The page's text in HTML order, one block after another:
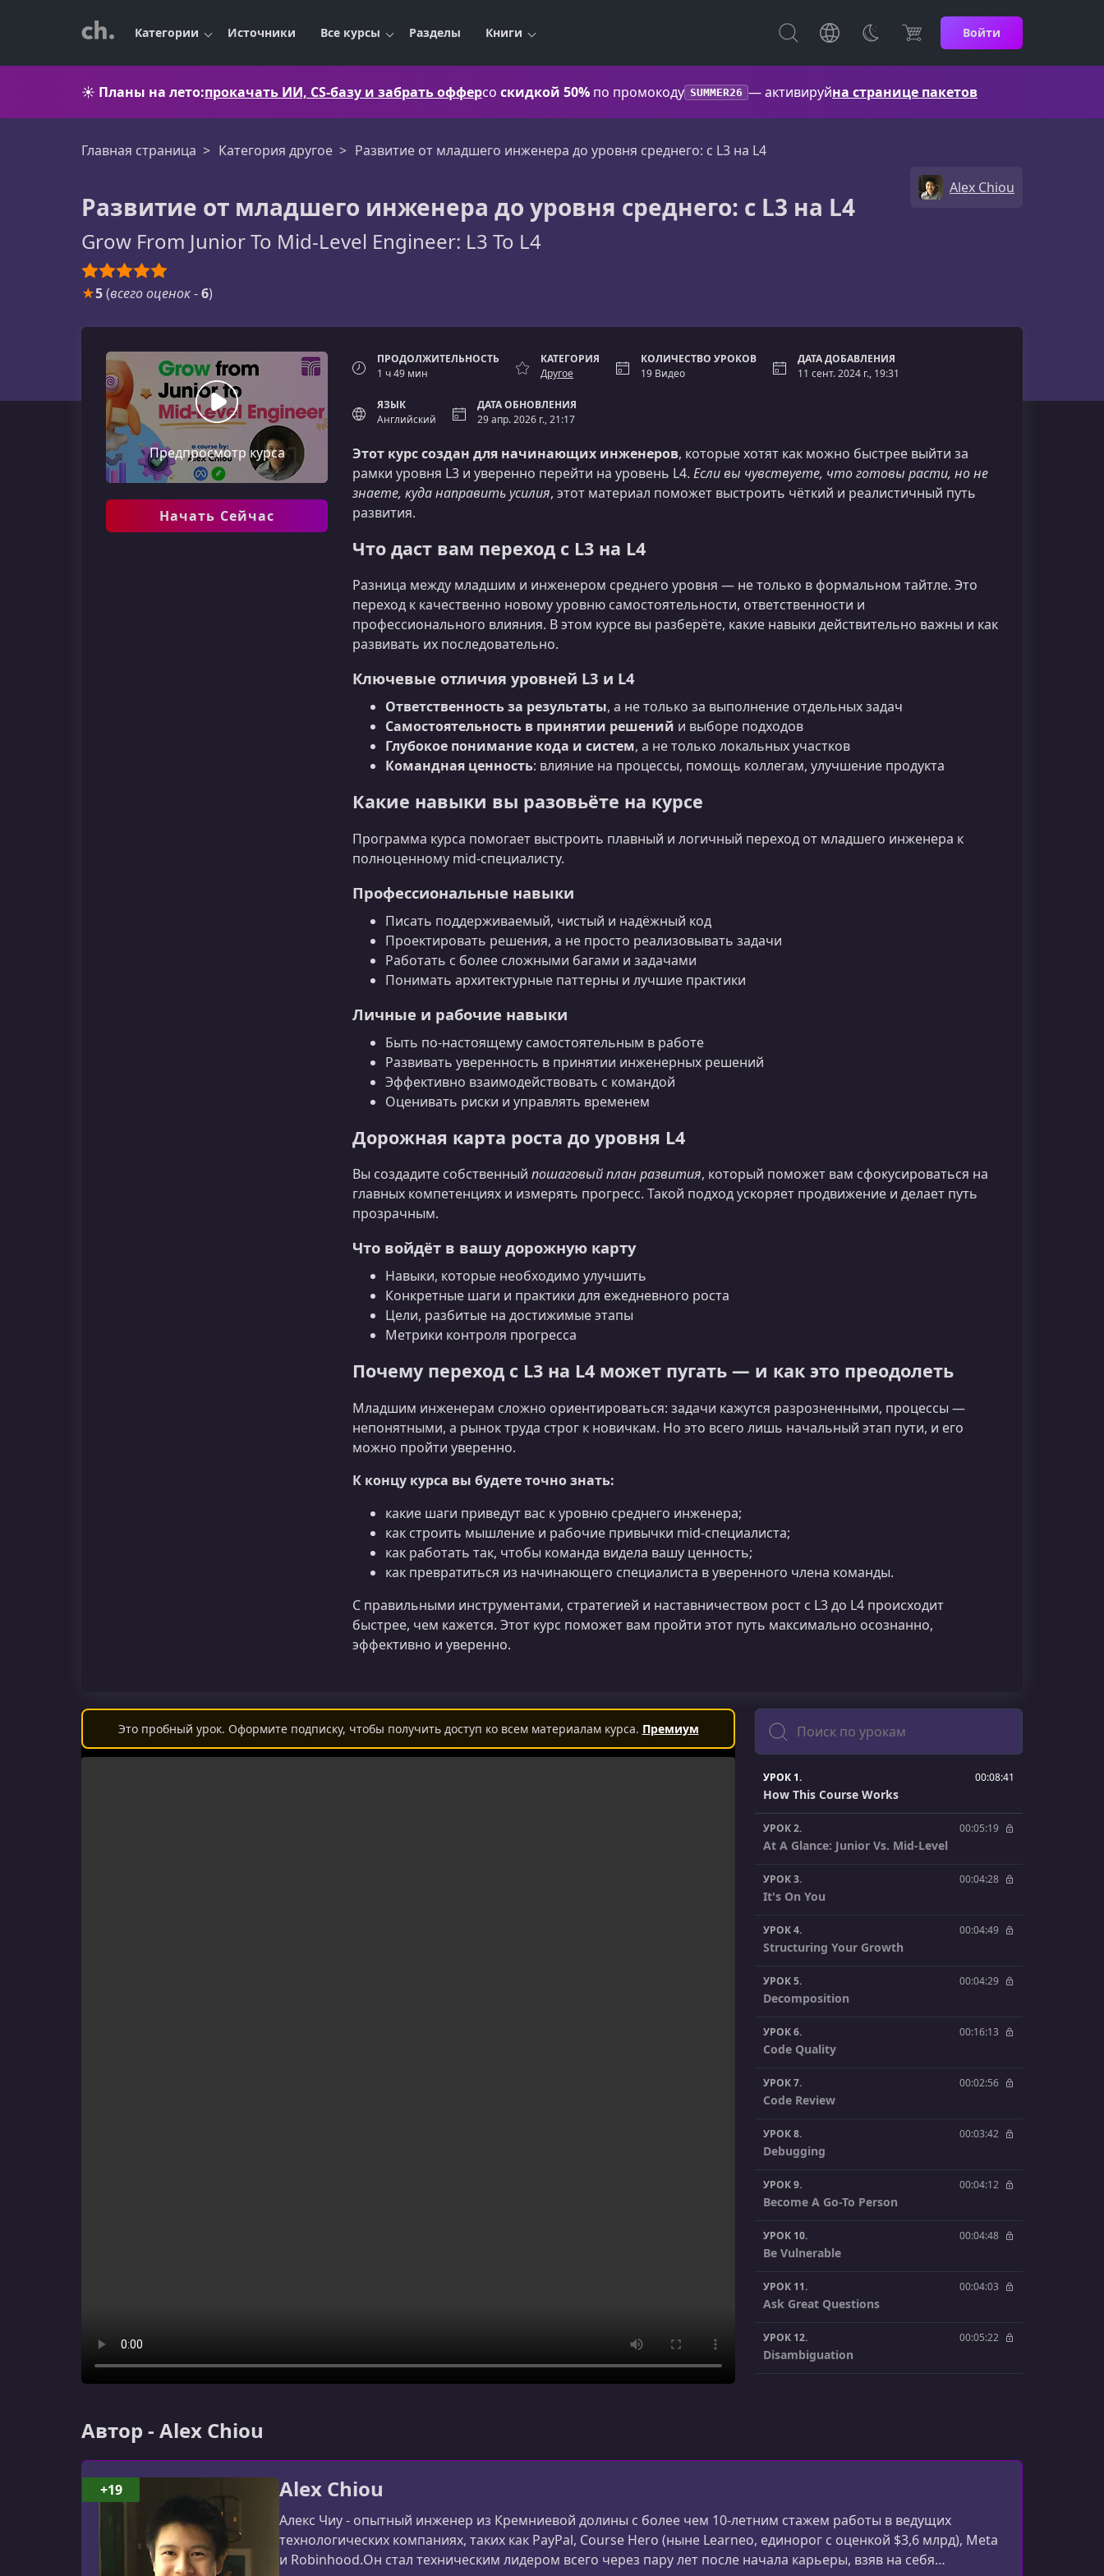
Категории Источники Все курсы Разделы Книги Войти
☀️ Планы на лето:прокачать ИИ, CS-базу и забрать офферсо скидкой 50% по промокоду SUMMER26 — активируйна странице пакетов
Главная страница Категория другое Развитие от младшего инженера до уровня среднего: с L3 на L4
Развитие от младшего инженера до уровня среднего: с L3 на L4
Grow From Junior To Mid-Level Engineer: L3 To L4
Alex Chiou
★5(всего оценок-6)
Предпросмотр курса
Начать Сейчас
ПРОДОЛЖИТЕЛЬНОСТЬ
1 ч 49 мин
КАТЕГОРИЯ
Другое
КОЛИЧЕСТВО УРОКОВ
19 Видео
ДАТА ДОБАВЛЕНИЯ
11 сент. 2024 г., 19:31
ЯЗЫК
Английский
ДАТА ОБНОВЛЕНИЯ
29 апр. 2026 г., 21:17
Этот курс создан для начинающих инженеров, которые хотят как можно быстрее выйти за
рамки уровня L3 и уверенно перейти на уровень L4. Если вы чувствуете, что готовы расти, но не
знаете, куда направить усилия, этот материал поможет выстроить чёткий и реалистичный путь
развития.
Что даст вам переход с L3 на L4
Разница между младшим и инженером среднего уровня — не только в формальном тайтле. Это
переход к качественно новому уровню самостоятельности, ответственности и
профессионального влияния. В этом курсе вы разберёте, какие навыки действительно важны и как
развивать их последовательно.
Ключевые отличия уровней L3 и L4
Ответственность за результаты, а не только за выполнение отдельных задач
Самостоятельность в принятии решений и выборе подходов
Глубокое понимание кода и систем, а не только локальных участков
Командная ценность: влияние на процессы, помощь коллегам, улучшение продукта
Какие навыки вы разовьёте на курсе
Программа курса помогает выстроить плавный и логичный переход от младшего инженера к
полноценному mid-специалисту.
Профессиональные навыки
Писать поддерживаемый, чистый и надёжный код
Проектировать решения, а не просто реализовывать задачи
Работать с более сложными багами и задачами
Понимать архитектурные паттерны и лучшие практики
Личные и рабочие навыки
Быть по-настоящему самостоятельным в работе
Развивать уверенность в принятии инженерных решений
Эффективно взаимодействовать с командой
Оценивать риски и управлять временем
Дорожная карта роста до уровня L4
Вы создадите собственный пошаговый план развития, который поможет вам сфокусироваться на
главных компетенциях и измерять прогресс. Такой подход ускоряет продвижение и делает путь
прозрачным.
Что войдёт в вашу дорожную карту
Навыки, которые необходимо улучшить
Конкретные шаги и практики для ежедневного роста
Цели, разбитые на достижимые этапы
Метрики контроля прогресса
Почему переход с L3 на L4 может пугать — и как это преодолеть
Младшим инженерам сложно ориентироваться: задачи кажутся разрозненными, процессы —
непонятными, а рынок труда строг к новичкам. Но это всего лишь начальный этап пути, и его
можно пройти уверенно.
К концу курса вы будете точно знать:
какие шаги приведут вас к уровню среднего инженера;
как строить мышление и рабочие привычки mid-специалиста;
как работать так, чтобы команда видела вашу ценность;
как превратиться из начинающего специалиста в уверенного члена команды.
С правильными инструментами, стратегией и наставничеством рост с L3 до L4 происходит
быстрее, чем кажется. Этот курс поможет вам пройти этот путь максимально осознанно,
эффективно и уверенно.
Это пробный урок. Оформите подписку, чтобы получить доступ ко всем материалам курса. Премиум
Поиск
УРОК 1. 00:08:41
How This Course Works
УРОК 2. 00:05:19
At A Glance: Junior Vs. Mid-Level
УРОК 3. 00:04:28
It's On You
УРОК 4. 00:04:49
Structuring Your Growth
УРОК 5. 00:04:29
Decomposition
УРОК 6. 00:16:13
Code Quality
УРОК 7. 00:02:56
Code Review
УРОК 8. 00:03:42
Debugging
УРОК 9. 00:04:12
Become A Go-To Person
УРОК 10. 00:04:48
Be Vulnerable
УРОК 11. 00:04:03
Ask Great Questions
УРОК 12. 00:05:22
Disambiguation
УРОК 16. 00:03:29
Show Your Work
Автор - Alex Chiou
Alex Chiou
Алекс Чиу - опытный инженер из Кремниевой долины с более чем 10-летним стажем работы в ведущих
технологических компаниях, таких как PayPal, Course Hero (ныне Learneo, единорог с оценкой $3,6 млрд), Meta
и Robinhood.Он стал техническим лидером всего через пару лет после начала карьеры, взяв на себя
+19